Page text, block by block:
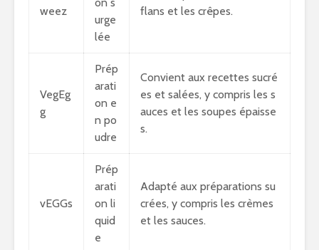
weez
urge
lée
flans et les crêpes.
VegEg
g
Prép
arati
on e
n po
udre
Convient aux recettes sucré
es et salées, y compris les s
auces et les soupes épaisse
s.
vEGGs
Prép
arati
on li
quid
e
Adapté aux préparations su
crées, y compris les crèmes
et les sauces.